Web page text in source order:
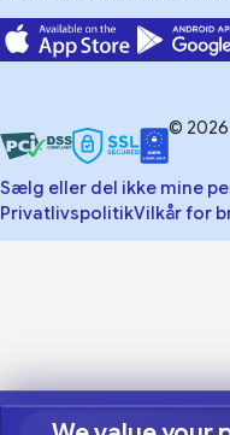
© 2026
Sælg eller del ikke mine
PrivatlivspolitikVilkår for